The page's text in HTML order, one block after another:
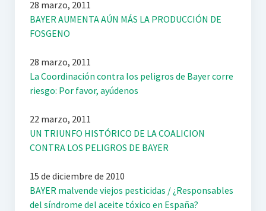
28 marzo, 2011
BAYER AUMENTA AÚN MÁS LA PRODUCCIÓN DE
FOSGENO
28 marzo, 2011
La Coordinación contra los peligros de Bayer corre
riesgo: Por favor, ayúdenos
22 marzo, 2011
UN TRIUNFO HISTÓRICO DE LA COALICION
CONTRA LOS PELIGROS DE BAYER
15 de diciembre de 2010
BAYER malvende viejos pesticidas / ¿Responsables
del síndrome del aceite tóxico en España?